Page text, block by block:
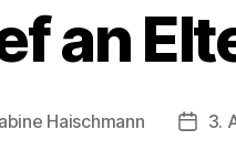
an
Haischmann 3.